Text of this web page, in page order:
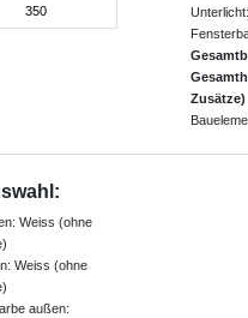
350
Unterlicht:
Zusätze)
Weiss (ohne
Weiss (ohne
außen: